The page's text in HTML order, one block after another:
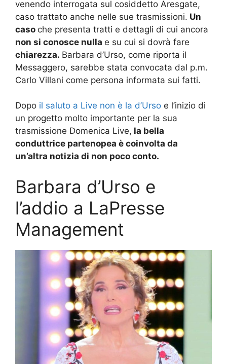
venendo interrogata sul cosiddetto Aresgate,
caso trattato anche nelle sue trasmissioni. Un
caso che presenta tratti e dettagli di cui ancora
non si conosce nulla e su cui si dovrà fare
chiarezza. Barbara d’Urso, come riporta il
Messaggero, sarebbe stata convocata dal p.m.
Carlo Villani come persona informata sui fatti.
Dopo il saluto a Live non è la d’Urso e l’inizio di
un progetto molto importante per la sua
trasmissione Domenica Live, la bella
conduttrice partenopea è coinvolta da
un’altra notizia di non poco conto.
Barbara d’Urso e
l’addio a LaPresse
Management